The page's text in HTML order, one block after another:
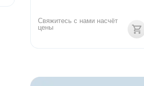
Свяжитесь с нами насчёт
цены